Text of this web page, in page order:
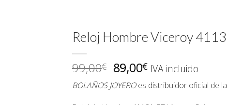
Reloj Hombre Viceroy
99,00€ El
precio
original
89,00€El
precio
actual
IVA incluido
BOLAÑOS JOYEROes distribuidor oficial de